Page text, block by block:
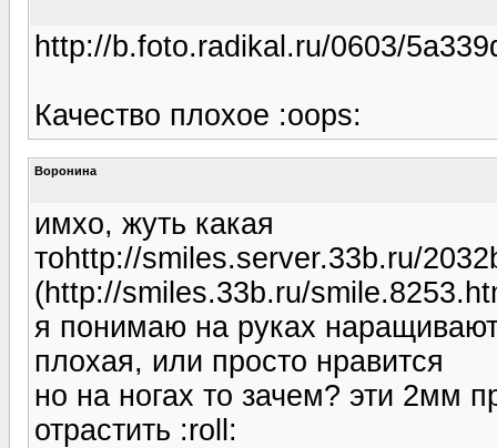
http://b.foto.radikal.ru/0603/
Качество плохое :oops:
Воронина
имхо, жуть какая
тоhttp://smiles.server.33b.ru/
(http://smiles.33b.ru/
я понимаю на руках
плохая, или просто нравится
но на ногах то зачем? эти 2мм
отрастить :roll: